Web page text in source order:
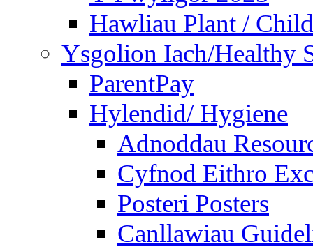
Hawliau Plant /
Ysgolion Iach/Healthy
ParentPay
Hylendid/ Hygiene
Adnoddau
Cyfnod Eithro
Posteri Posters
Canllawiau